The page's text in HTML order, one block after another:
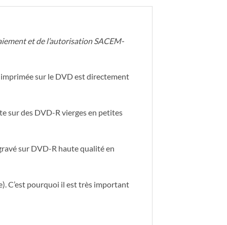
et de l’autorisation SACEM-
sur le DVD est directement
sur des DVD-R vierges en petites
sur DVD-R haute qualité en
C’est pourquoi il est très important